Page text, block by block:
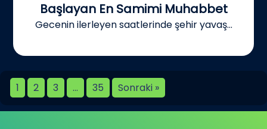
Başlayan En Samimi Muhabbet
Gecenin ilerleyen saatlerinde şehir yavaş...
1 2 3 … 35 Sonraki »